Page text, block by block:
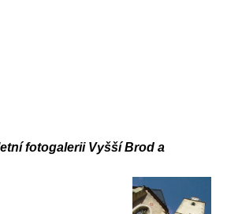
fotogalerii Vyšší Brod a